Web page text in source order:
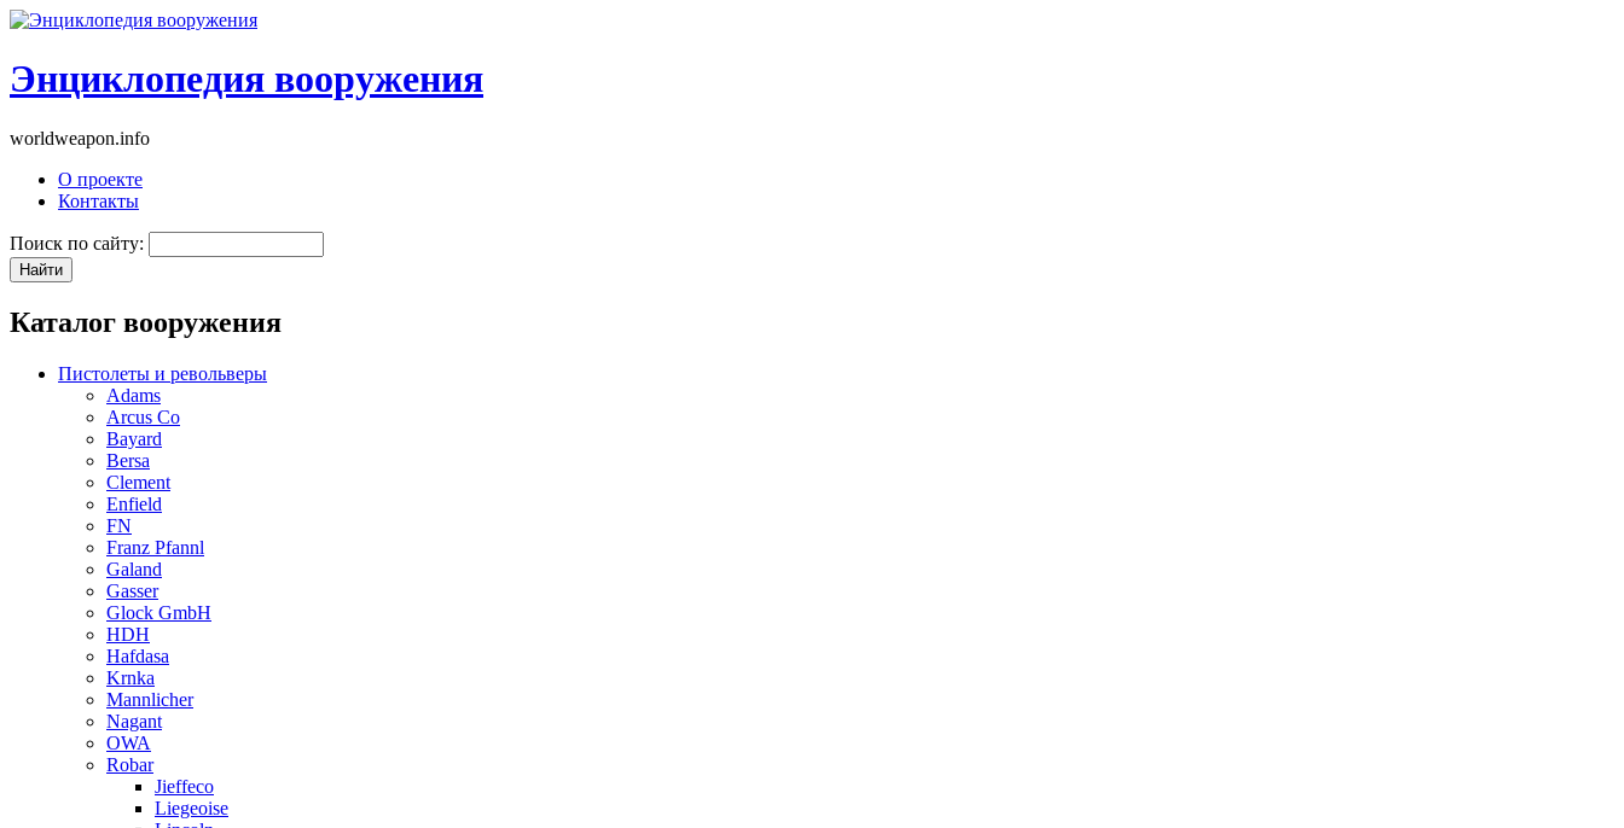
Энциклопедия вооружения
worldweapon.info
О проекте
Контакты
Поиск по сайту:
Каталог вооружения
Пистолеты и револьверы
Adams
Arcus Co
Bayard
Bersa
Clement
Enfield
FN
Franz Pfannl
Galand
Gasser
Glock GmbH
HDH
Hafdasa
Krnka
Mannlicher
Nagant
OWA
Robar
Jieffeco
Liegeoise